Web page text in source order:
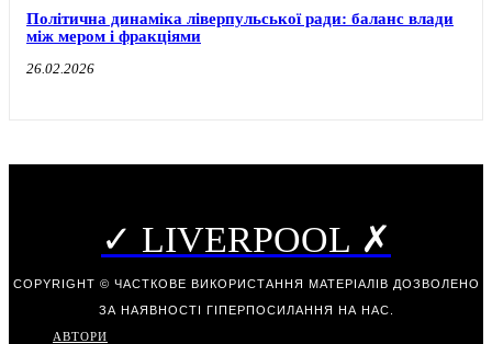
Політична динаміка ліверпульської ради: баланс влади
між мером і фракціями
26.02.2026
✓ LIVERPOOL ✗
COPYRIGHT © ЧАСТКОВЕ ВИКОРИСТАННЯ МАТЕРІАЛІВ ДОЗВОЛЕНО
ЗА НАЯВНОСТІ ГІПЕРПОСИЛАННЯ НА НАС.
АВТОРИ